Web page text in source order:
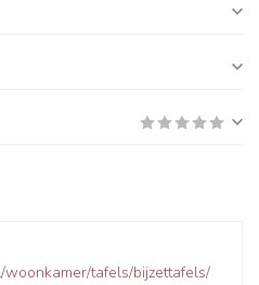
tafels/bijzettafels/